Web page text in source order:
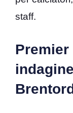
staff.
Premier